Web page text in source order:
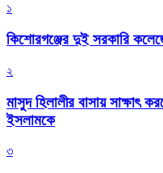
১
কিশোরগঞ্জের দুই সরকারি
২
মাসুদ হিলালীর বাসায় সাক্ষাৎ
ইসলামকে
৩